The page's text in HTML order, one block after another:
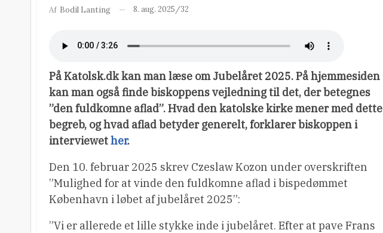
Af Bodil Lanting 8. aug. 2025/32
På Katolsk.dk kan man læse om Jubelåret 2025. På hjemmesiden
kan man også finde biskoppens vejledning til det, der betegnes
”den fuldkomne aflad”. Hvad den katolske kirke mener med dette
begreb, og hvad aflad betyder generelt, forklarer biskoppen i
interviewether.
Den 10. februar 2025 skrev Czeslaw Kozon under overskriften
”Mulighed for at vinde den fuldkomne aflad i bispedømmet
København i løbet af jubelåret 2025”:
”Vi er allerede et lille stykke inde i jubelåret. Efter at pave Frans